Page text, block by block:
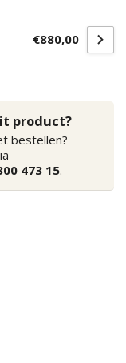
€880,00
product?
bestellen?
473 15.